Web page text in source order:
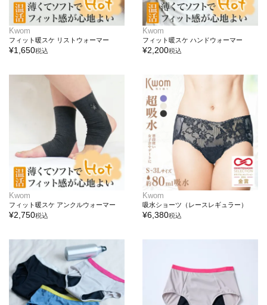
Kwom
フィット暖スケ リストウォーマー
¥1,650税込
Kwom
フィット暖スケ ハンドウォーマー
¥2,200税込
Kwom
フィット暖スケ アンクルウォーマー
¥2,750税込
Kwom
吸水ショーツ（レースレギュラー）
¥6,380税込